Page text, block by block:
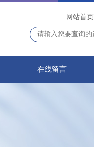
网站首页
在线留言